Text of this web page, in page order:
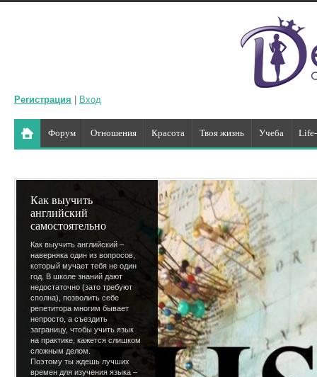
Регистрация Вход
Форум Отношения Красота Твоя жизнь Учеба
Как выучить
английский
самостоятельно
Как выучить английский –
наверняка один из вопросов,
который мучает тебя не один
год. В школе знаний дают
недостаточно (зато требуют
сполна), позволить себе
репетитора многим бывает
непросто, а съездить
заграницу, чтобы учить язык
на практике, кажется слишком
сложным делом.
Поэтому ты ждешь лучших
времен для изучения языка –